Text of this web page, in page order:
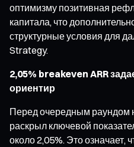
оптимизму позитивная
капитала, что
структурные условия для
Strategy.
2,05% breakeven ARR
ориентир
Перед очередным раундом
раскрыл ключевой
около 2,05%. Это означает,